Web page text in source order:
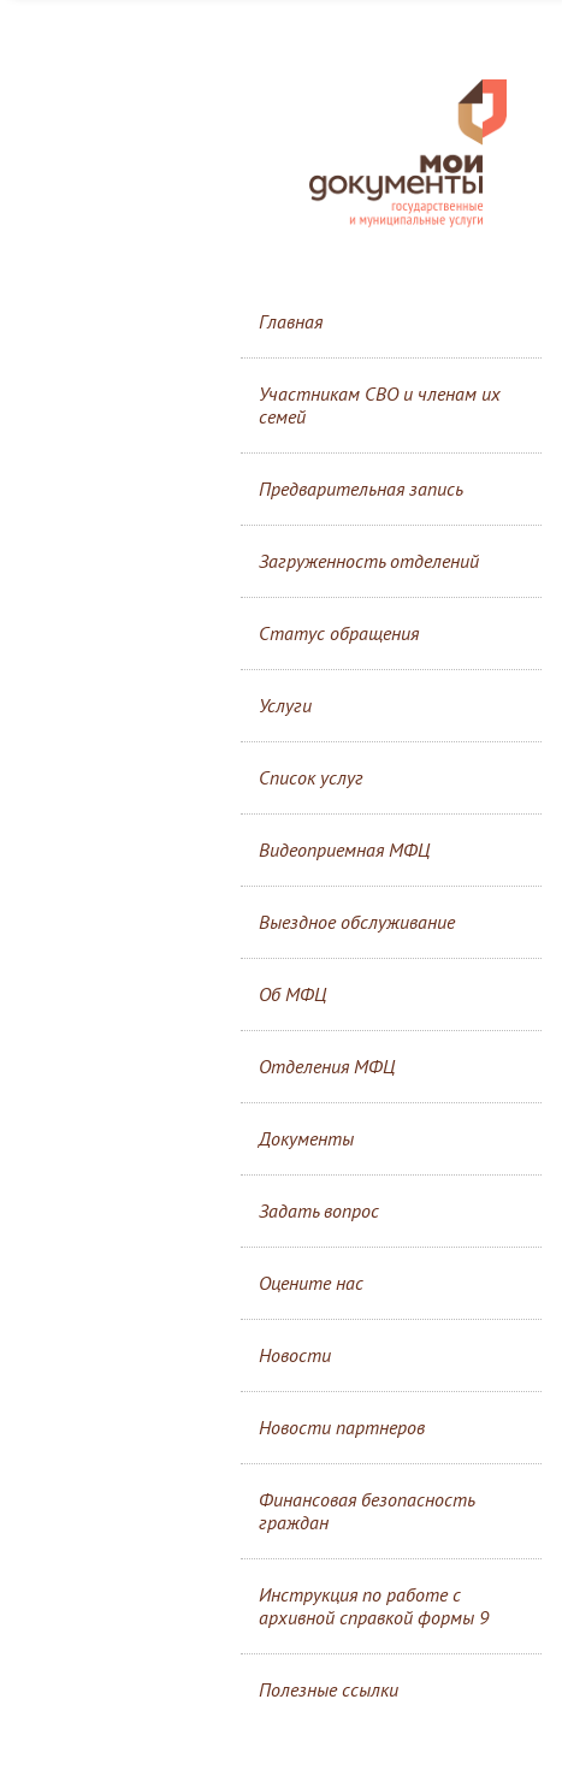
Главная
Участникам СВО и членам их
семей
Предварительная запись
Загруженность отделений
Статус обращения
Услуги
Список услуг
Видеоприемная МФЦ
Выездное обслуживание
Об МФЦ
Отделения МФЦ
Документы
Задать вопрос
Оцените нас
Новости
Новости партнеров
Финансовая безопасность
граждан
Инструкция по работе с
архивной справкой формы 9
Полезные ссылки